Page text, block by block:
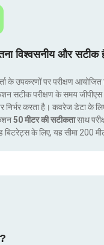
विश्वसनीय और सटीक
के उपकरणों पर परीक्षण आयोजित
सटीक परीक्षण के समय जीपीएस
निर्भर करता है। कवरेज डेटा के
50 मीटर की सटीकतासाथ
बिटरेट्स के लिए, यह सीमा 200